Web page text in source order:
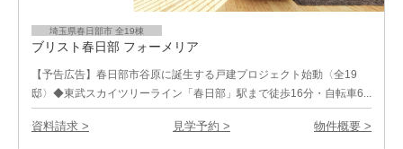
埼玉県春日部市 全19棟
ブリスト春日部 フォーメリア
【予告広告】春日部市谷原に誕生する戸建プロジェクト始動〈全19
邸〉◆東武スカイツリーライン「春日部」駅まで徒歩16分・自転車6...
資料請求 > 見学予約 > 物件概要 >